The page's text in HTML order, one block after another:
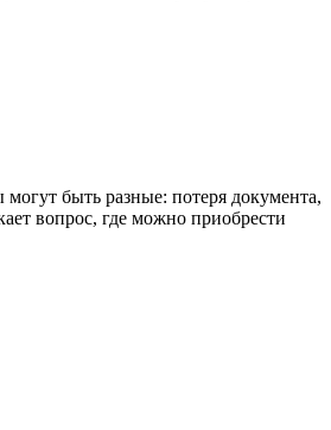
быть разные: потеря документа,
вопрос, где можно приобрести